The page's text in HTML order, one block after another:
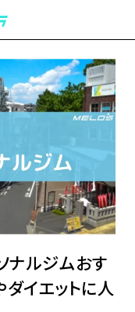
ナルジムおす
イエットに人